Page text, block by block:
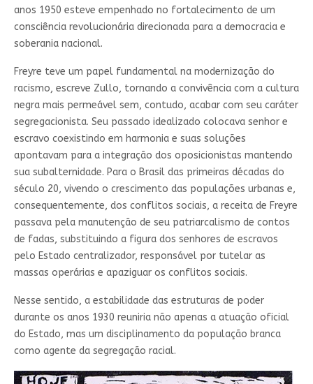
anos 1950 esteve empenhado no fortalecimento de um
consciência revolucionária direcionada para a democracia e
soberania nacional.
Freyre teve um papel fundamental na modernização do
racismo, escreve Zullo, tornando a convivência com a cultura
negra mais permeável sem, contudo, acabar com seu caráter
segregacionista. Seu passado idealizado colocava senhor e
escravo coexistindo em harmonia e suas soluções
apontavam para a integração dos oposicionistas mantendo
sua subalternidade. Para o Brasil das primeiras décadas do
século 20, vivendo o crescimento das populações urbanas e,
consequentemente, dos conflitos sociais, a receita de Freyre
passava pela manutenção de seu patriarcalismo de contos
de fadas, substituindo a figura dos senhores de escravos
pelo Estado centralizador, responsável por tutelar as
massas operárias e apaziguar os conflitos sociais.
Nesse sentido, a estabilidade das estruturas de poder
durante os anos 1930 reuniria não apenas a atuação oficial
do Estado, mas um disciplinamento da população branca
como agente da segregação racial.